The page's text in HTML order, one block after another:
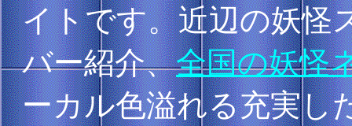
イトです。近辺の妖怪
バー紹介、全国の妖怪
ーカル色溢れる充実し